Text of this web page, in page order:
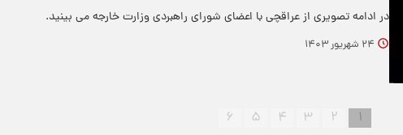
در ادامه تصویری از عراقچی با اعضای شورای راهبردی وزارت خارجه می بینید.
۲۴ شهریور ۱۴۰۳
۱ ۲ ۳ ۴ ۵ ۶